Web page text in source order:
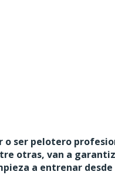
ser pelotero
otras, van a
a entrenar